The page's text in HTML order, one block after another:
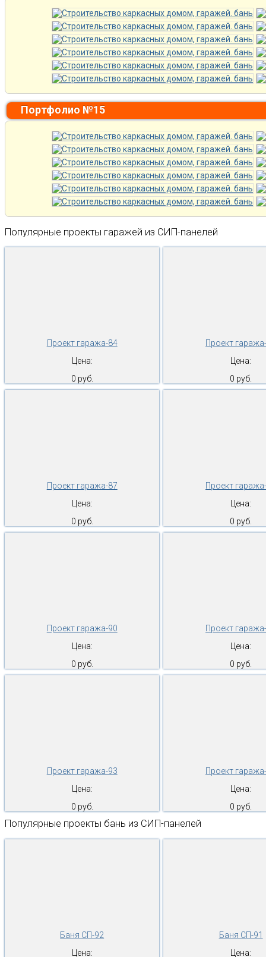
Портфолио №15
Популярные проекты гаражей из СИП-панелей
Проект гаража-84
Цена:
0 руб.
Проект
Цена:
0 руб.
Проект гаража-87
Цена:
0 руб.
Проект
Цена:
0 руб.
Проект гаража-90
Цена:
0 руб.
Проект
Цена:
0 руб.
Проект гаража-93
Цена:
0 руб.
Проект
Цена:
0 руб.
Популярные проекты бань из СИП-панелей
Баня СП-92
Цена:
Баня СП-91
Цена: